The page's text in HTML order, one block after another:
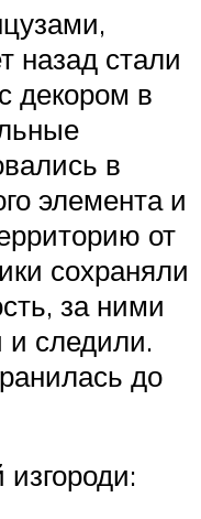
назад стали
декором в
в
элемента и
от
сохраняли
за ними
и следили.
до